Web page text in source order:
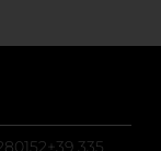
+39 335